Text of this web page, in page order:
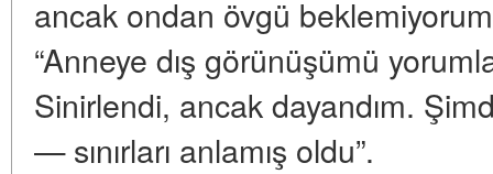
ancak ondan övgü
“Anneye dış görünüşümü
Sinirlendi, ancak dayandım.
— sınırları anlamış oldu”.